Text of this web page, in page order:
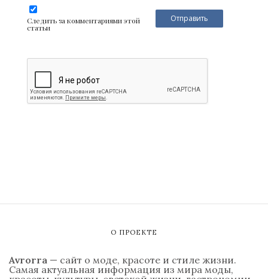
Следить за комментариями этой
статьи
О ПРОЕКТЕ
Avrorra — сайт о моде, красоте и стиле жизни.
Самая актуальная информация из мира моды,